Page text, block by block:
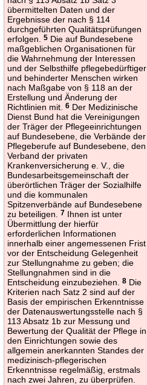
übermittelten Daten und der
Ergebnisse der nach § 114
durchgeführten Qualitätsprüfungen
erfolgen.5 Die auf Bundesebene
maßgeblichen Organisationen für
die Wahrnehmung der Interessen
und der Selbsthilfe pflegebedürftiger
und behinderter Menschen wirken
nach Maßgabe von § 118 an der
Erstellung und Änderung der
Richtlinien mit.6 Der Medizinische
Dienst Bund hat die Vereinigungen
der Träger der Pflegeeinrichtungen
auf Bundesebene, die Verbände der
Pflegeberufe auf Bundesebene, den
Verband der privaten
Krankenversicherung e. V., die
Bundesarbeitsgemeinschaft der
überörtlichen Träger der Sozialhilfe
und die kommunalen
Spitzenverbände auf Bundesebene
zu beteiligen.7 Ihnen ist unter
Übermittlung der hierfür
erforderlichen Informationen
innerhalb einer angemessenen Frist
vor der Entscheidung Gelegenheit
zur Stellungnahme zu geben; die
Stellungnahmen sind in die
Entscheidung einzubeziehen.8 Die
Kriterien nach Satz 2 sind auf der
Basis der empirischen Erkenntnisse
der Datenauswertungsstelle nach §
113 Absatz 1b zur Messung und
Bewertung der Qualität der Pflege in
den Einrichtungen sowie des
allgemein anerkannten Standes der
medizinisch-pflegerischen
Erkenntnisse regelmäßig, erstmals
nach zwei Jahren, zu überprüfen.